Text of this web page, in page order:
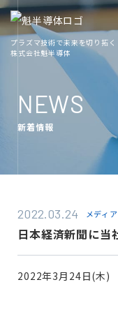
プラズマ技術で未来を切り拓く
株式会社魁半導体
PRODUCT
会社概要
RECRUIT
採用情報
NEWS
新着情報
2022.03.24 メディ
日本経済新聞に当
2022年3月24日(木